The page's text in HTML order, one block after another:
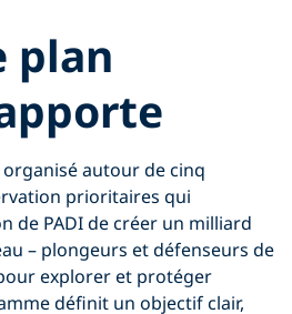
plan
autour de cinq
prioritaires qui
de PADI de créer un milliard
– plongeurs et défenseurs de
explorer et protéger
définit un objectif clair,